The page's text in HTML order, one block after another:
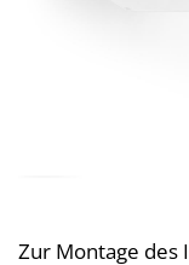
Zur Montage des